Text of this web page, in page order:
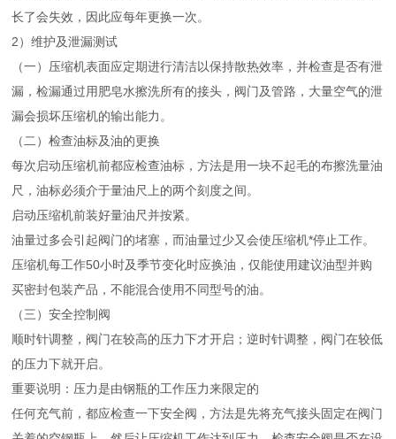
长了会失效，因此应每年更换一次。
2）维护及泄漏测试
（一）压缩机表面应定期进行清洁以保持散热效率，并检查是否有泄
漏，检漏通过用肥皂水擦洗所有的接头，阀门及管路，大量空气的泄
漏会损坏压缩机的输出能力。
（二）检查油标及油的更换
每次启动压缩机前都应检查油标，方法是用一块不起毛的布擦洗量油
尺，油标必须介于量油尺上的两个刻度之间。
启动压缩机前装好量油尺并按紧。
油量过多会引起阀门的堵塞，而油量过少又会使压缩机*停止工作。
压缩机每工作50小时及季节变化时应换油，仅能使用建议油型并购
买密封包装产品，不能混合使用不同型号的油。
（三）安全控制阀
顺时针调整，阀门在较高的压力下才开启；逆时针调整，阀门在较低
的压力下就开启。
重要说明：压力是由钢瓶的工作压力来限定的
任何充气前，都应检查一下安全阀，方法是先将充气接头固定在阀门